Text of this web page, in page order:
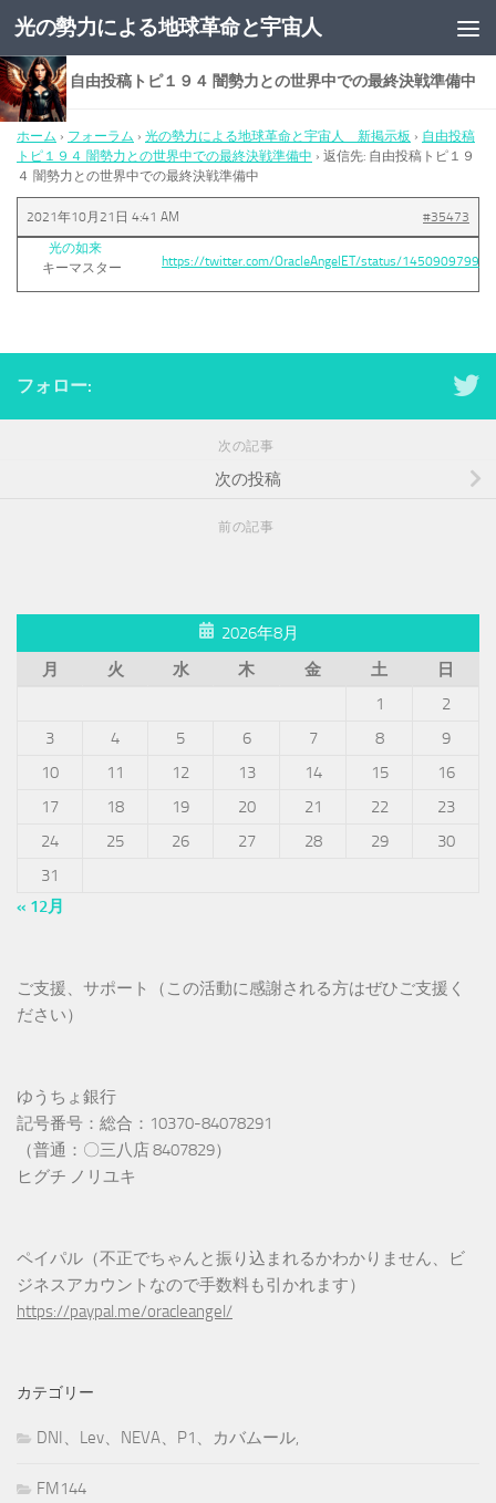
コンテンツへスキップ
光の勢力による地球革命と宇宙人
返信先: 自由投稿トピ１９４ 闇勢力との世界中での最終決戦準備中
ホーム › フォーラム › 光の勢力による地球革命と宇宙人 新掲示板 › 自由投稿
トピ１９４ 闇勢力との世界中での最終決戦準備中 › 返信先: 自由投稿トピ１９
４ 闇勢力との世界中での最終決戦準備中
2021年10月21日 4:41 AM
#35473
光の如来
キーマスター
https://twitter.com/OracleAngelET/status/
フォロー:
次の記事
次の投稿
前の記事
2026年8月
月
火 水 木 金 土
日
1
2
3
4 5 6 7 8
9
10
11 12 13 14 15
16
17
18 19 20 21 22
23
24
25 26 27 28 29
30
31
« 12月
ご支援、サポート（この活動に感謝される方はぜひご支援く
ださい）
ゆうちょ銀行
記号番号：総合：10370-84078291
（普通：〇三八店 8407829）
ヒグチ ノリユキ
ペイパル（不正でちゃんと振り込まれるかわかりません、ビ
ジネスアカウントなので手数料も引かれます）
https://paypal.me/oracleangel/
カテゴリー
DNI、Lev、NEVA、P1、カバムール,
FM144